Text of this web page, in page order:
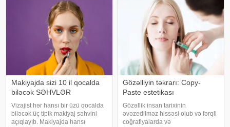
Makiyajda sizi 10 il qocalda
biləcək SƏHVLƏR
Vizajist hər hansı bir üzü qocalda
biləcək üç tipik makiyaj səhvini
açıqlayıb. Makiyajda hansı
Gözəlliyin təkrarı: Copy-
Paste estetikası
Gözəllik insan tarixinin
əvəzedilməz hissəsi olub və fərqli
coğrafiyalarda və